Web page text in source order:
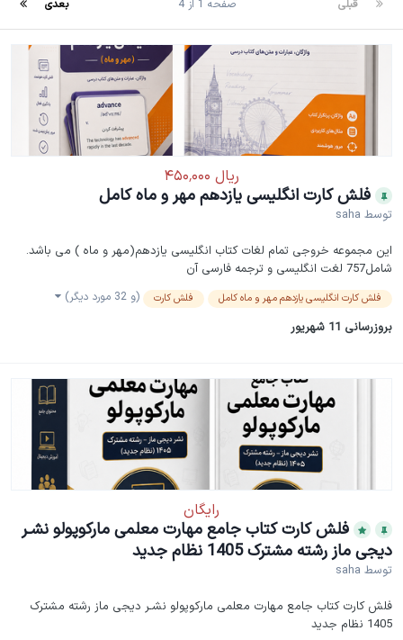
قبلی بعدی صفحه 1 از 4
فلش کارت انگلیسی یازدهم مهر و ماه کامل
توسطsaha
این مجموعه خروجی تمام لغات کتاب انگلیسی یازدهم(مهر و ماه ) می باشد.
شامل757 لغت انگلیسی و ترجمه فارسی آن
فلش کارت انگلیسی یازدهم مهر و ماه کامل فلش کارت (و 32 مورد دیگر)
بروزرسانی 11 شهریور
رایگان
فلش کارت کتاب جامع مهارت معلمی مارکوپولو نشـر
دیجی ماز رشته مشترک 1405 نظام جدید
توسطsaha
فلش کارت کتاب جامع مهارت معلمی مارکوپولو نشـر دیجی ماز رشته مشترک
1405 نظام جدید